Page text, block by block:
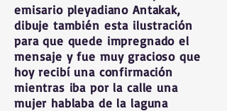
emisario pleyadiano Antakak,
dibuje también esta ilustración
para que quede impregnado el
mensaje y fue muy gracioso que
hoy recibí una confirmación
mientras iba por la calle una
mujer hablaba de la laguna